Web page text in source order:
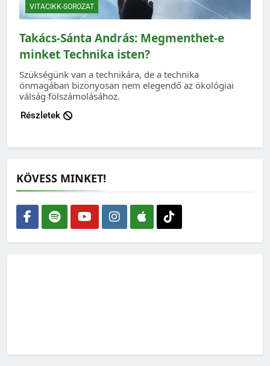
VITACIKK-SOROZAT
Takács-Sánta András: Megmenthet-e
minket Technika isten?
Szükségünk van a technikára, de a technika
önmagában bizonyosan nem elegendő az ökológiai
válság fölszámolásához.
Részletek
KÖVESS MINKET!